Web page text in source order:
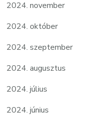
2024. november
2024. október
2024. szeptember
2024. augusztus
2024. július
2024. június